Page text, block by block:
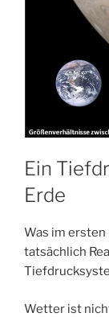
Ein
Erde
Was im
tatsächlich
Wetter ist